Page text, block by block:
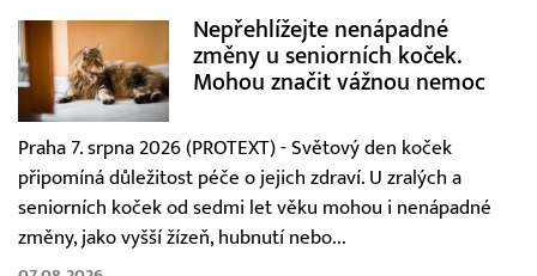
Nepřehlížejte nenápadné
změny u seniorních koček.
Mohou značit vážnou nemoc
Praha 7. srpna 2026 (PROTEXT) - Světový den koček
připomíná důležitost péče o jejich zdraví. U zralých a
seniorních koček od sedmi let věku mohou i nenápadné
změny, jako vyšší žízeň, hubnutí nebo...